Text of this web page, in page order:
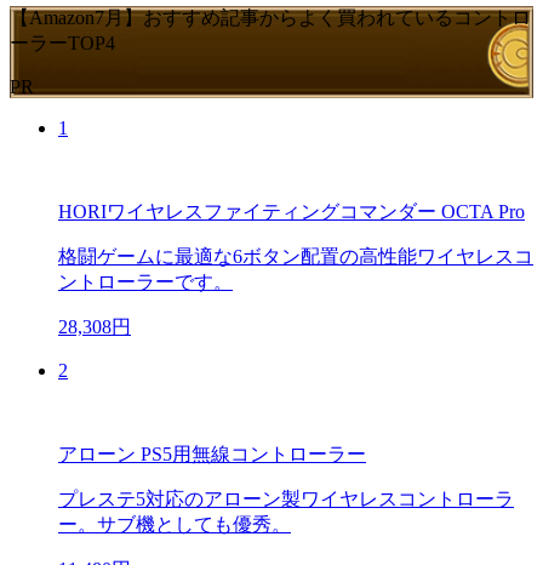
【Amazon7月】おすすめ記事からよく買われているコントロ
ーラーTOP4
PR
1
HORIワイヤレスファイティングコマンダー OCTA Pro
格闘ゲームに最適な6ボタン配置の高性能ワイヤレスコ
ントローラーです。
28,308円
2
アローン PS5用無線コントローラー
プレステ5対応のアローン製ワイヤレスコントローラ
ー。サブ機としても優秀。